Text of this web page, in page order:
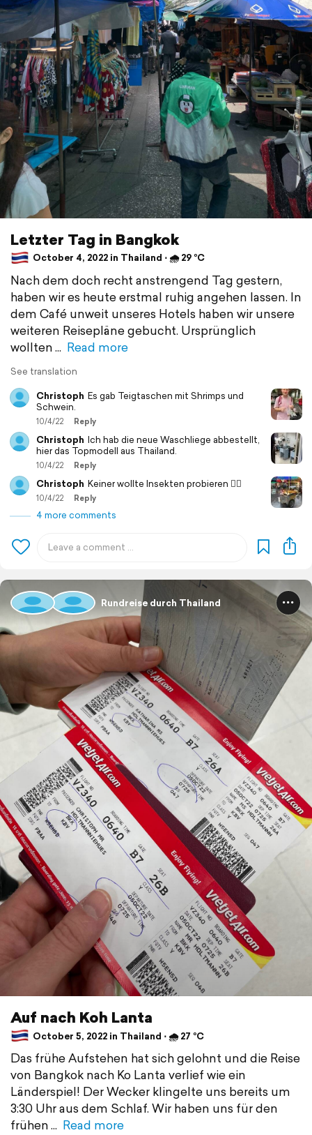
Letzter Tag in Bangkok
October 4, 2022 in Thailand ⋅ 🌧 29 °C
Nach dem doch recht anstrengend Tag gestern,
haben wir es heute erstmal ruhig angehen lassen. In
dem Café unweit unseres Hotels haben wir unsere
weiteren Reisepläne gebucht. Ursprünglich
wollten
Read more
See translation
Christoph Es gab Teigtaschen mit Shrimps und
Schwein.
10/4/22 Reply
Christoph Ich hab die neue Waschliege abbestellt,
hier das Topmodell aus Thailand.
10/4/22 Reply
Christoph Keiner wollte Insekten probieren 🤷‍♂️
10/4/22 Reply
4 more comments
Rundreise durch Thailand
Auf nach Koh Lanta
October 5, 2022 in Thailand ⋅ 🌧 27 °C
Das frühe Aufstehen hat sich gelohnt und die Reise
von Bangkok nach Ko Lanta verlief wie ein
Länderspiel! Der Wecker klingelte uns bereits um
3:30 Uhr aus dem Schlaf. Wir haben uns für den
frühen
Read more